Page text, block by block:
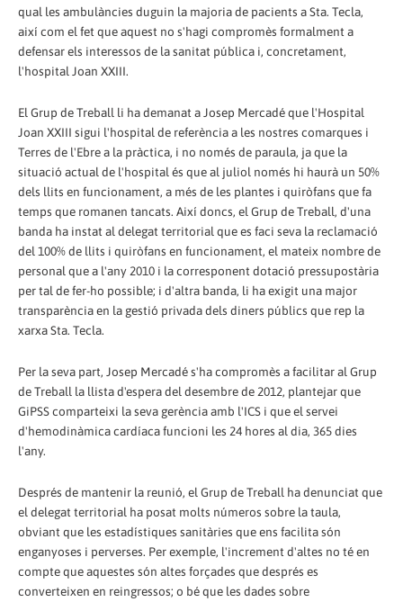
qual les ambulàncies duguin la majoria de pacients a Sta. Tecla,
així com el fet que aquest no s'hagi compromès formalment a
defensar els interessos de la sanitat pública i, concretament,
l'hospital Joan XXIII.
El Grup de Treball li ha demanat a Josep Mercadé que l'Hospital
Joan XXIII sigui l'hospital de referència a les nostres comarques i
Terres de l'Ebre a la pràctica, i no només de paraula, ja que la
situació actual de l'hospital és que al juliol només hi haurà un 50%
dels llits en funcionament, a més de les plantes i quiròfans que fa
temps que romanen tancats. Així doncs, el Grup de Treball, d'una
banda ha instat al delegat territorial que es faci seva la reclamació
del 100% de llits i quiròfans en funcionament, el mateix nombre de
personal que a l'any 2010 i la corresponent dotació pressupostària
per tal de fer-ho possible; i d'altra banda, li ha exigit una major
transparència en la gestió privada dels diners públics que rep la
xarxa Sta. Tecla.
Per la seva part, Josep Mercadé s'ha compromès a facilitar al Grup
de Treball la llista d'espera del desembre de 2012, plantejar que
GiPSS comparteixi la seva gerència amb l'ICS i que el servei
d'hemodinàmica cardíaca funcioni les 24 hores al dia, 365 dies
l'any.
Després de mantenir la reunió, el Grup de Treball ha denunciat que
el delegat territorial ha posat molts números sobre la taula,
obviant que les estadístiques sanitàries que ens facilita són
enganyoses i perverses. Per exemple, l'increment d'altes no té en
compte que aquestes són altes forçades que després es
converteixen en reingressos; o bé que les dades sobre